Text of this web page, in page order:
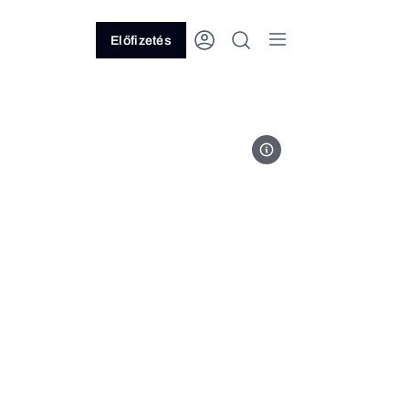
Előfizetés
Fotó: MTI/EPA/CNP pool/